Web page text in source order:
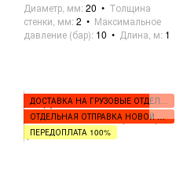
Диаметр, мм 20
Толщина
стенки, мм 2
Максимальное
давление (бар) 10 Длина, м 1
ДОСТАВКА НА ГРУЗОВЫЕ ОТДЕЛЕНИЯ
ОТДЕЛЬНАЯ ОТПРАВКА НОВОЙ ПОЧТОЙ
ПЕРЕДОПЛАТА 100%